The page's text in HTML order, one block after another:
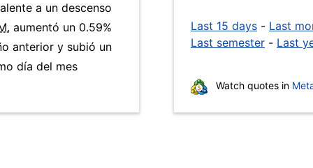
a un descenso
aumentó un 0.59%
anterior y subió un
día del mes
Last 15 days - Last
Last semester - Last
Watch quotes in